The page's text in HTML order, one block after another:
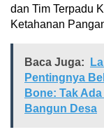
dan Tim Terpadu
Ketahanan
Baca Juga:
Pentingnya
Bone: Tak
Bangun Desa